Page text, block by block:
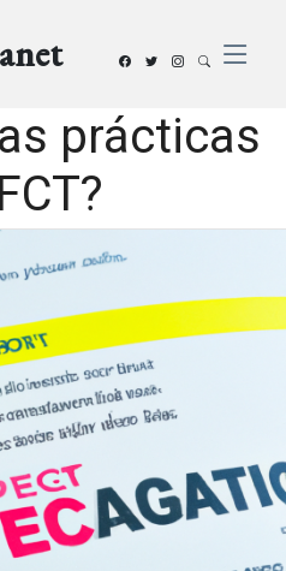
prácticas